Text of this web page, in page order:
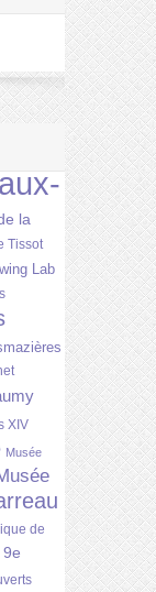
la
Tissot
Lab
XIV
Musée
de
9e